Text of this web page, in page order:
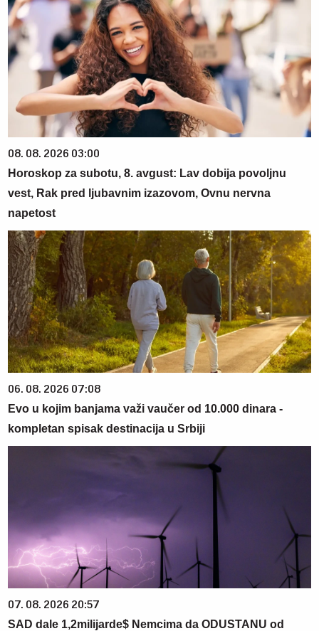
08. 08. 2026 03:00
Horoskop za subotu, 8. avgust: Lav dobija povoljnu
vest, Rak pred ljubavnim izazovom, Ovnu nervna
napetost
06. 08. 2026 07:08
Evo u kojim banjama važi vaučer od 10.000 dinara -
kompletan spisak destinacija u Srbiji
07. 08. 2026 20:57
SAD dale 1,2milijarde$ Nemcima da ODUSTANU od